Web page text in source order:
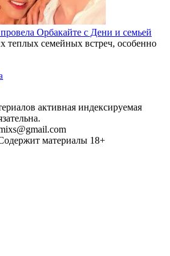
Орбакайте с Дени и семьей
теплых семейных встреч, особенно
активная индексируемая
материалы 18+